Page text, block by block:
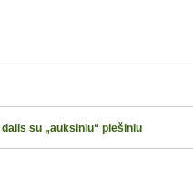
su „auksiniu“ piešiniu